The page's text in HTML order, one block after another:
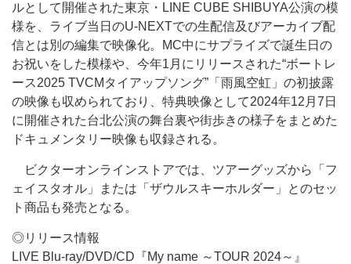
ルとして開催された東京・LINE CUBE SHIBUYA公演の模
様を、ライブ当日のU-NEXTでの生配信及びアーカイブ配
信とは別の編集で映像化。MC中にサプライズで誕生日の
お祝いをした模様や、今年1月にリリースされた“ボートレ
ース2025 TVCMタイアップソング”「雨風空虹」の初披露
の映像も収められており、特典映像として2024年12月7日
に開催された台北公演の舞台裏や街歩きの様子をまとめた
ドキュメンタリー映像も収録される。
ビクターオンラインストアでは、ツアーグッズから「フ
ェイスタオル」または「ザウルスキーホルダー」とのセッ
ト商品も発売となる。
◎リリース情報
LIVE Blu-ray/DVD/CD『My name ～TOUR 2024～』